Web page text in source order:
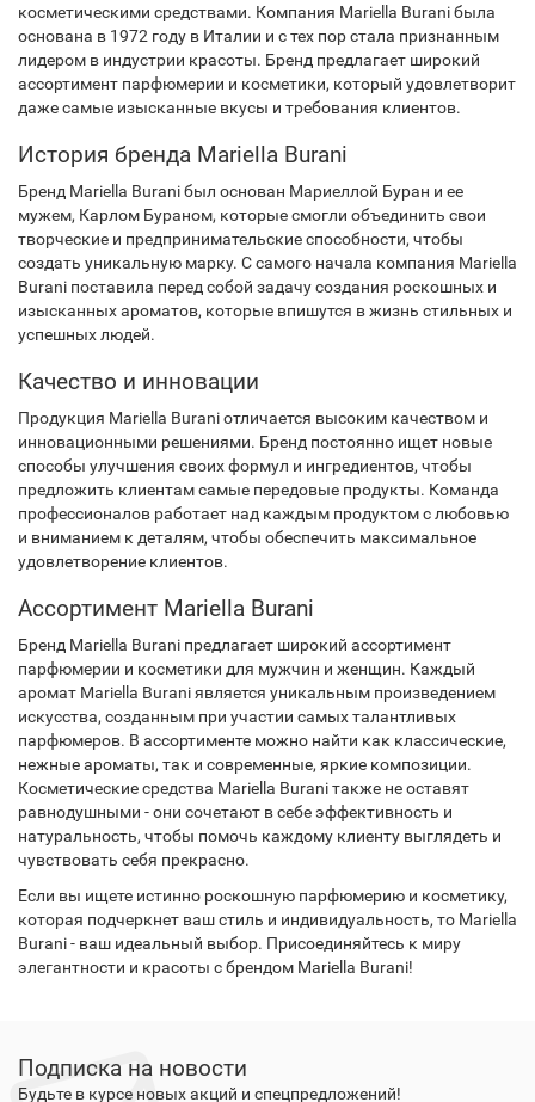
косметическими средствами. Компания Mariella Burani была
основана в 1972 году в Италии и с тех пор стала признанным
лидером в индустрии красоты. Бренд предлагает широкий
ассортимент парфюмерии и косметики, который удовлетворит
даже самые изысканные вкусы и требования клиентов.
История бренда Mariella Burani
Бренд Mariella Burani был основан Мариеллой Буран и ее
мужем, Карлом Бураном, которые смогли объединить свои
творческие и предпринимательские способности, чтобы
создать уникальную марку. С самого начала компания Mariella
Burani поставила перед собой задачу создания роскошных и
изысканных ароматов, которые впишутся в жизнь стильных и
успешных людей.
Качество и инновации
Продукция Mariella Burani отличается высоким качеством и
инновационными решениями. Бренд постоянно ищет новые
способы улучшения своих формул и ингредиентов, чтобы
предложить клиентам самые передовые продукты. Команда
профессионалов работает над каждым продуктом с любовью
и вниманием к деталям, чтобы обеспечить максимальное
удовлетворение клиентов.
Ассортимент Mariella Burani
Бренд Mariella Burani предлагает широкий ассортимент
парфюмерии и косметики для мужчин и женщин. Каждый
аромат Mariella Burani является уникальным произведением
искусства, созданным при участии самых талантливых
парфюмеров. В ассортименте можно найти как классические,
нежные ароматы, так и современные, яркие композиции.
Косметические средства Mariella Burani также не оставят
равнодушными - они сочетают в себе эффективность и
натуральность, чтобы помочь каждому клиенту выглядеть и
чувствовать себя прекрасно.
Если вы ищете истинно роскошную парфюмерию и косметику,
которая подчеркнет ваш стиль и индивидуальность, то Mariella
Burani - ваш идеальный выбор. Присоединяйтесь к миру
элегантности и красоты с брендом Mariella Burani!
Подписка на новости
Будьте в курсе новых акций и спецпредложений!